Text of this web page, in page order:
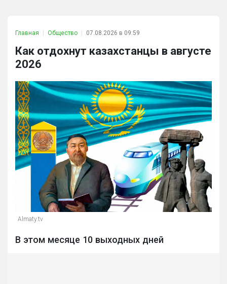
Главная Общество 07.08.2026 в 09:59
Как отдохнут казахстанцы в августе
2026
Almaty.tv
В этом месяце 10 выходных дней